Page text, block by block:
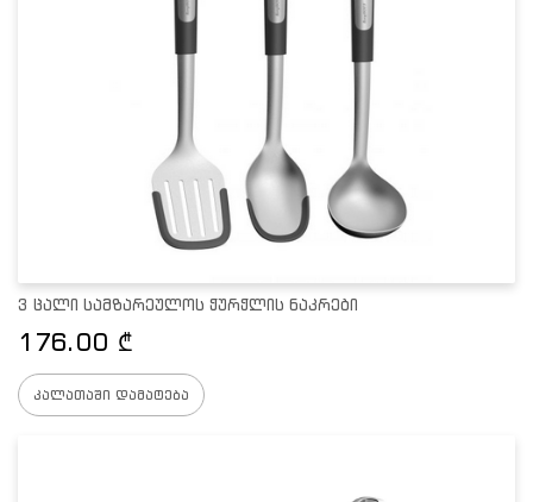
3 ცალი სამზარეულოს ჭურჭლის ნაკრები
176.00 ₾
კალათაში დამატება